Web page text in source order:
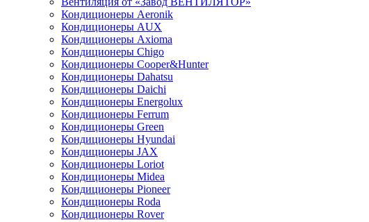
Кондиционеры Aeronik
Кондиционеры AUX
Кондиционеры Axioma
Кондиционеры Chigo
Кондиционеры Cooper&Hunter
Кондиционеры Dahatsu
Кондиционеры Daichi
Кондиционеры Energolux
Кондиционеры Ferrum
Кондиционеры Green
Кондиционеры Hyundai
Кондиционеры JAX
Кондиционеры Loriot
Кондиционеры Midea
Кондиционеры Pioneer
Кондиционеры Roda
Кондиционеры Rover